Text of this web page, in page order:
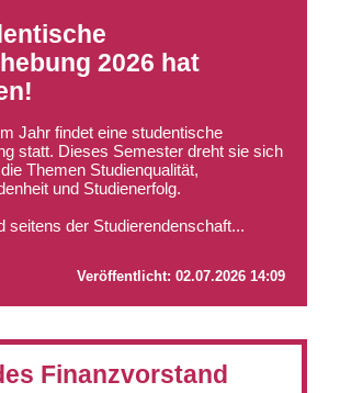
2026 hat
Jahr findet eine studentische
statt. Dieses Semester dreht sie sich
Themen Studienqualität,
und Studienerfolg.
seitens der Studierendenschaft...
Veröffentlicht:02.07.2026 14:09
Finanzvorstand